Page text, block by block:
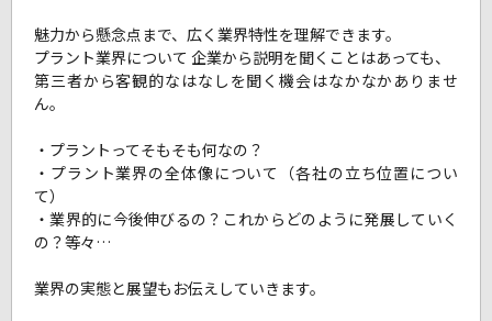
魅力から懸念点まで、広く業界特性を理解できます。
プラント業界について 企業から説明を聞くことはあっても、
第三者から客観的なはなしを聞く機会はなかなかありませ
ん。
・プラントってそもそも何なの？
・プラント業界の全体像について（各社の立ち位置につい
て）
・業界的に今後伸びるの？これからどのように発展していく
の？等々…
業界の実態と展望もお伝えしていきます。